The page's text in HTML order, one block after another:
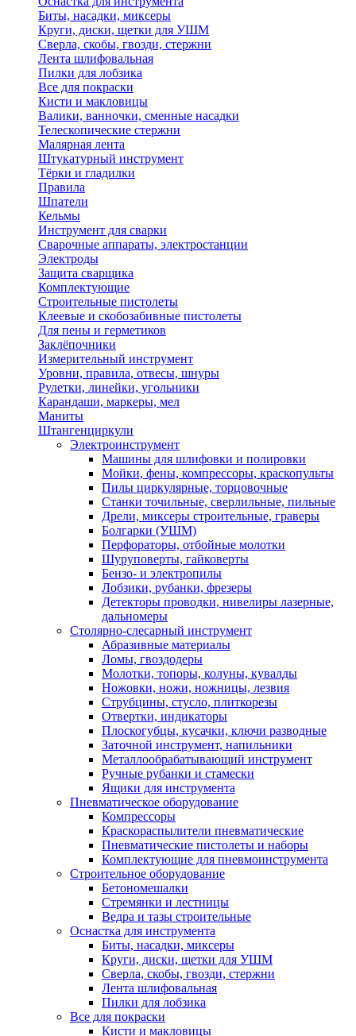
Биты, насадки, миксеры
Круги, диски, щетки для УШМ
Сверла, скобы, гвозди, стержни
Лента шлифовальная
Пилки для лобзика
Все для покраски
Кисти и макловицы
Валики, ванночки, сменные насадки
Телескопические стержни
Малярная лента
Штукатурный инструмент
Тёрки и гладилки
Правила
Шпатели
Кельмы
Инструмент для сварки
Сварочные аппараты, электростанции
Электроды
Защита сварщика
Комплектующие
Строительные пистолеты
Клеевые и скобозабивные пистолеты
Для пены и герметиков
Заклёпочники
Измерительный инструмент
Уровни, правила, отвесы, шнуры
Рулетки, линейки, угольники
Карандаши, маркеры, мел
Маниты
Штангенциркули
Электроинструмент
Машины для шлифовки и полировки
Мойки, фены, компрессоры, краскопульты
Пилы циркулярные, торцовочные
Станки точильные, сверлильные, пильные
Дрели, миксеры строительные, граверы
Болгарки (УШМ)
Перфораторы, отбойные молотки
Шуруповерты, гайковерты
Бензо- и электропилы
Лобзики, рубанки, фрезеры
Детекторы проводки, нивелиры лазерные,
дальномеры
Столярно-слесарный инструмент
Абразивные материалы
Ломы, гвоздодеры
Молотки, топоры, колуны, кувалды
Ножовки, ножи, ножницы, лезвия
Струбцины, стусло, плиткорезы
Отвертки, индикаторы
Плоскогубцы, кусачки, ключи разводные
Заточной инструмент, напильники
Металлообрабатывающий инструмент
Ручные рубанки и стамески
Ящики для инструмента
Пневматическое оборудование
Компрессоры
Краскораспылители пневматические
Пневматические пистолеты и наборы
Комплектующие для пневмоинструмента
Строительное оборудование
Бетономешалки
Стремянки и лестницы
Ведра и тазы строительные
Оснастка для инструмента
Биты, насадки, миксеры
Круги, диски, щетки для УШМ
Сверла, скобы, гвозди, стержни
Лента шлифовальная
Пилки для лобзика
Все для покраски
Кисти и макловицы